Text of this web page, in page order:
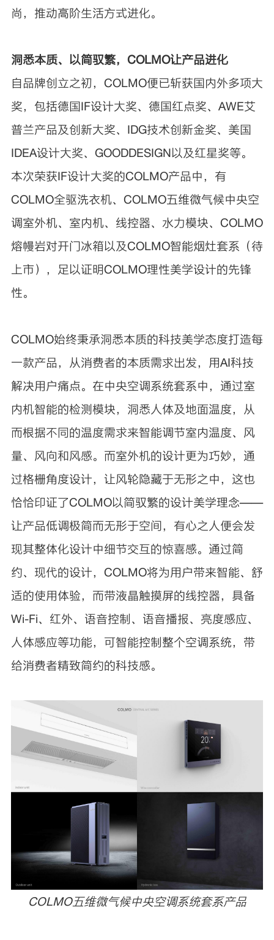
尚，推动高阶生活方式进化。
洞悉本质、以简驭繁，COLMO让产品进化
自品牌创立之初，COLMO便已斩获国内外多项大
奖，包括德国IF设计大奖、德国红点奖、AWE艾
普兰产品及创新大奖、IDG技术创新金奖、美国
IDEA设计大奖、GOODDESIGN以及红星奖等。
本次荣获IF设计大奖的COLMO产品中，有
COLMO全驱洗衣机、COLMO五维微气候中央空
调室外机、室内机、线控器、水力模块、COLMO
熔幔岩对开门冰箱以及COLMO智能烟灶套系（待
上市），足以证明COLMO理性美学设计的先锋
性。
COLMO始终秉承洞悉本质的科技美学态度打造每
一款产品，从消费者的本质需求出发，用AI科技
解决用户痛点。在中央空调系统套系中，通过室
内机智能的检测模块，洞悉人体及地面温度，从
而根据不同的温度需求来智能调节室内温度、风
量、风向和风感。而室外机的设计更为巧妙，通
过格栅角度设计，让风轮隐藏于无形之中，这也
恰恰印证了COLMO以简驭繁的设计美学理念——
让产品低调极简而无形于空间，有心之人便会发
现其整体化设计中细节交互的惊喜感。通过简
约、现代的设计，COLMO将为用户带来智能、舒
适的使用体验，而带液晶触摸屏的线控器，具备
Wi-Fi、红外、语音控制、语音播报、亮度感应、
人体感应等功能，可智能控制整个空调系统，带
给消费者精致简约的科技感。
COLMO五维微气候中央空调系统套系产品